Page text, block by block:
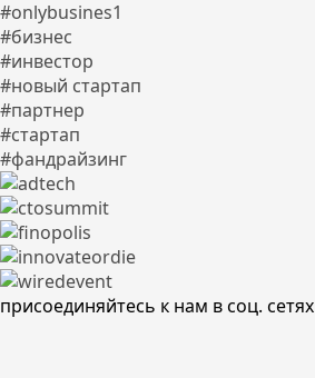
#onlybusines1
#бизнес
#инвестор
#новый стартап
#партнер
#стартап
#фандрайзинг
присоединяйтесь к нам в соц. сетях